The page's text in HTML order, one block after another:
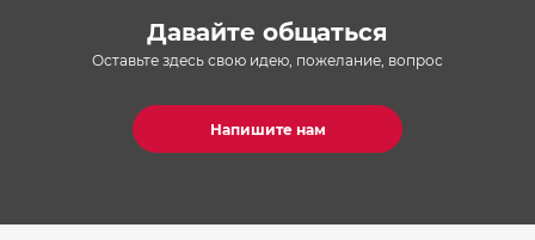
Давайте общаться
Оставьте здесь свою идею, пожелание, вопрос
Напишите нам